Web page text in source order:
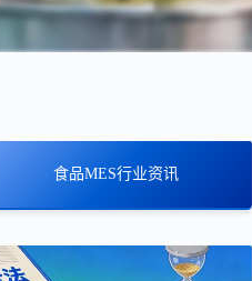
食品MES行业资讯